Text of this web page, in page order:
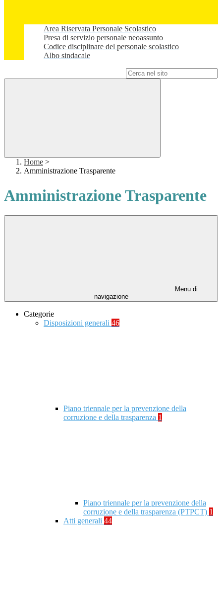
Area Riservata Personale Scolastico
Presa di servizio personale neoassunto
Codice disciplinare del personale scolastico
Albo sindacale
Home >
Amministrazione Trasparente
Amministrazione Trasparente
Menu di
navigazione
Categorie
Disposizioni generali 46
Piano triennale per la prevenzione della
corruzione e della trasparenza 1
Piano triennale per la prevenzione della
corruzione e della trasparenza (PTPCT) 1
Atti generali 44